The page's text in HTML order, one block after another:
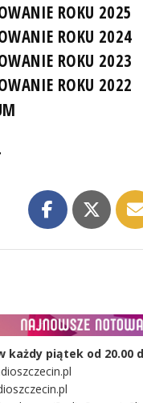
ROKU 2025
ROKU 2024
ROKU 2023
ROKU 2022
każdy piątek od 20.00